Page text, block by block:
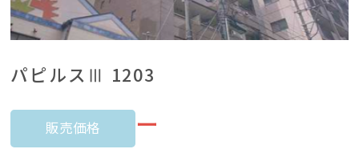
パピルスⅢ 1203
販売価格 ー